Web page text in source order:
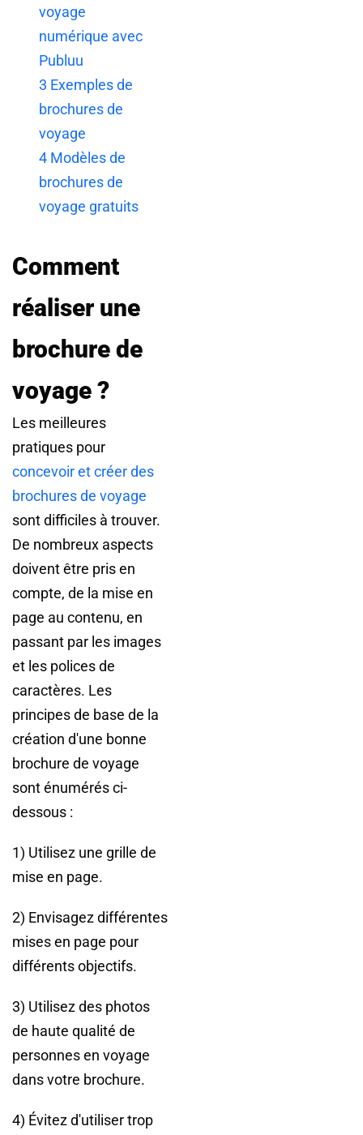
voyage
numérique avec
Publuu
3 Exemples de
brochures de
voyage
4 Modèles de
brochures de
voyage gratuits
Comment
réaliser une
brochure de
voyage ?
Les meilleures
pratiques pour
concevoir et créer des
brochures de voyage
sont difficiles à trouver.
De nombreux aspects
doivent être pris en
compte, de la mise en
page au contenu, en
passant par les images
et les polices de
caractères. Les
principes de base de la
création d'une bonne
brochure de voyage
sont énumérés ci-
dessous :
1) Utilisez une grille de
mise en page.
2) Envisagez différentes
mises en page pour
différents objectifs.
3) Utilisez des photos
de haute qualité de
personnes en voyage
dans votre brochure.
4) Évitez d'utiliser trop